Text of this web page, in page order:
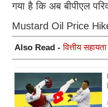
गया है कि अब बीपीएल
Mustard Oil Price
Also Read -वित्तीय